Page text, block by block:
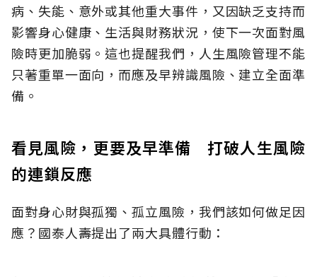
病、失能、意外或其他重大事件，又因缺乏支持而
影響身心健康、生活與財務狀況，使下一次面對風
險時更加脆弱。這也提醒我們，人生風險管理不能
只著重單一面向，而應及早辨識風險、建立全面準
備。
看見風險，更要及早準備 打破人生風險
的連鎖反應
面對身心財與孤獨、孤立風險，我們該如何做足因
應？國泰人壽提出了兩大具體行動：